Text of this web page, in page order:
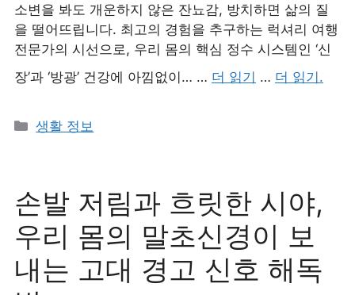
소변을 봐도 개운하지 않은 잔뇨감, 방치하면 삶의 질
을 떨어뜨립니다. 최고의 경험을 추구하는 럭셔리 여행
전문가의 시선으로, 우리 몸의 핵심 정수 시스템인 ‘신
장’과 ‘방광’ 건강에 아낌없이… … 더 읽기 … 더 읽기.
카
생활 정보
손발 저림과 흐릿한 시야,
우리 몸의 말초신경이 보
내는 고대 경고 신호 해독